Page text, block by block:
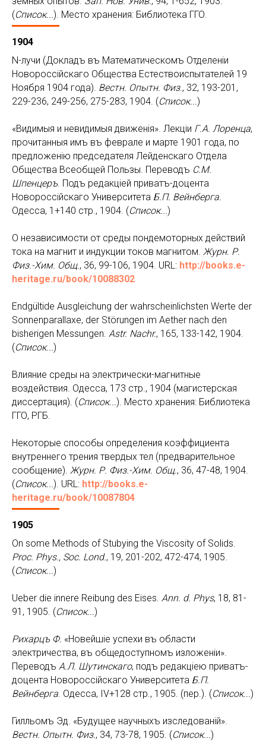
(Список...). Место хранения: Библиотека ГГО.
1904
N-лучи (Докладъ въ Математическомъ Отделенiи
Новороссiйскаго Общества Естествоиспытателей 19
Ноября 1904 года). Вестн. Опытн. Физ., 32, 193-201,
229-236, 249-256, 275-283, 1904. (Список...)
«Видимыя и невидимыя движенiя». Лекцiи Г.А. Лоренца,
прочитанныя имъ въ феврале и марте 1901 года, по
предложенiю председателя Лейденскаго Отдела
Общества Всеобщей Пользы. Переводъ С.М.
Шпенцеръ. Подъ редакцiей приватъ-доцента
Новороссiйскаго Университета Б.П. Вейнберга.
Одесса, 1+140 стр., 1904. (Список...)
О независимости от среды пондемоторных действий
тока на магнит и индукции токов магнитом. Журн. Р.
Физ.-Хим. Общ., 36, 99-106, 1904. URL: http://books.e-
heritage.ru/book/10088302
Endgültide Ausgleichung der wahrscheinlichsten Werte der
Sonnenparallaxe, der Störungen im Aether nach den
bisherigen Messungen. Astr. Nachr., 165, 133-142, 1904.
(Список...)
Влияние среды на электрически-магнитные
воздействия. Одесса, 173 стр., 1904 (магистерская
диссертация). (Список...). Место хранения: Библиотека
ГГО, РГБ.
Некоторые способы определения коэффициента
внутреннего трения твердых тел (предварительное
сообщение). Журн. Р. Физ.-Хим. Общ., 36, 47-48, 1904.
(Список...). URL: http://books.e-
heritage.ru/book/10087804
1905
On some Methods of Stubying the Viscosity of Solids.
Proc. Phys., Soc. Lond., 19, 201-202, 472-474, 1905.
(Список...)
Ueber die innere Reibung des Eises. Ann. d. Phys, 18, 81-
91, 1905. (Список...)
Рихарцъ Ф. «Новейшiе успехи въ области
электричества, въ общедоступномъ изложенiи».
Переводъ А.Л. Шутинскаго, подъ редакцiею приватъ-
доцента Новороссiйскаго Университета Б.П.
Вейнберга. Одесса, IV+128 стр., 1905. (пер.). (Список...)
Гилльомъ Эд. «Будущее научныхъ изследованiй».
Вестн. Опытн. Физ., 34, 73-78, 1905. (Список...)